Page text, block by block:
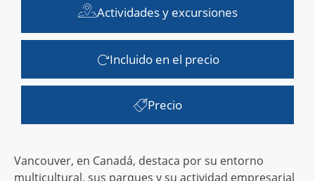
Actividades y excursiones
Incluido en el precio
Precio
Vancouver, en Canadá, destaca por su entorno
multicultural, sus parques y su actividad empresarial